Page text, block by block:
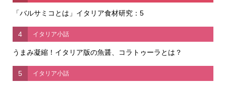
「バルサミコとは」イタリア食材研究：5
4 イタリア小話
うまみ凝縮！イタリア版の魚醤、コラトゥーラとは？
5 イタリア小話